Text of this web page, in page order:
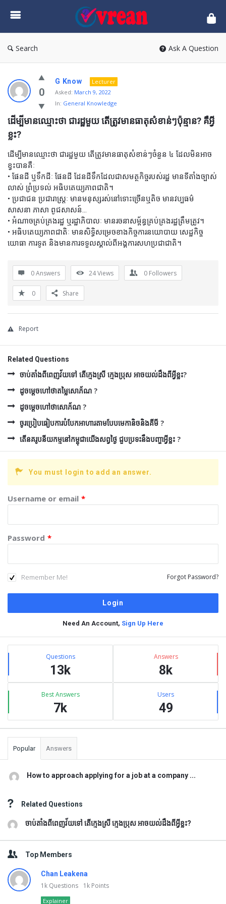
vrean.com
Search Ask A Question
0
G Know
Lecturer
Asked: March 9, 2022
In: General Knowledge
ដើម្បីមានឈ្មោះថា ជារដ្ឋមួយ តើត្រូវមានធាតុសំខាន់ៗប៉ុន្មាន? គឺអ្វី
ខ្លះ?
ដើម្បីមានឈ្មោះថា ជារដ្ឋមួយ តើត្រូវមានធាតុសំខាន់ៗចំនួន ៤ ដែលមិនអាច
ខ្វះបានគឺៈ
• ផែនដី ឬទឹកដីៈ ផែនដី ដែនដីទឹកដែលជាសមត្ថកិច្ចរបស់រដ្ឋ មានទីតាំងច្បាស់
លាស់ ព្រំប្រទល់ អធិបតេយ្យភាពជាតិ។
• ប្រជាជន ប្រជារាស្រ្ដៈ មានមនុស្សរស់នៅទោះច្រើនឬតិច មានវប្បធម៌
សាសនា ភាសា ពូជសាសន៍…
• អំណាចគ្រប់គ្រងរដ្ឋ ឬរដ្ឋាភិបាលៈ មានរចនាសម្ព័ន្ធគ្រប់គ្រងរដ្ឋត្រឹមត្រូវ។
• អធិបតេយ្យភាពជាតិៈ មានសិទ្ធិសម្រេចខាងកិច្ចការនយោបាយ សេដ្ឋកិច្ច
យោធា ការទូត និងមានការទទួលស្គាល់ពីអង្គការសហប្រជាជាតិ។
0 Answers 24Views 0 Followers
0 Share
Report
Related Questions
ចាប់តាំងពីពេញវ័យទៅ តើក្មេងស្រី ក្មេងប្រុស អាចយល់ដឹងពីអ្វីខ្លះ?
ដូចម្ដេចហៅថាតម្លៃសោភ័ណ ?
ដូចម្ដេចហៅថាសោភ័ណ ?
ចូរប្រៀបធៀបការបំបែកអាហារតាមបែបមេកានិចនិងគីមី ?
តើនគរូបនីយកម្មនៅកម្ពុជាយើងសព្វថ្ងៃ ជួបប្រទះនឹងបញ្ហាអ្វីខ្លះ ?
You must login to add an answer.
Username or email *
Password *
Remember Me! Forgot Password?
Need An Account, Sign Up Here
Sidebar
Stats Questions
13k
Answers
8k
Best Answers
7k
Users
49
Popular Answers
How to approach applying for a job at a company ...
Related Questions
ចាប់តាំងពីពេញវ័យទៅ តើក្មេងស្រី ក្មេងប្រុស អាចយល់ដឹងពីអ្វីខ្លះ?
Top Members
Chan Leakena
1k Questions 1k Points
Explainer